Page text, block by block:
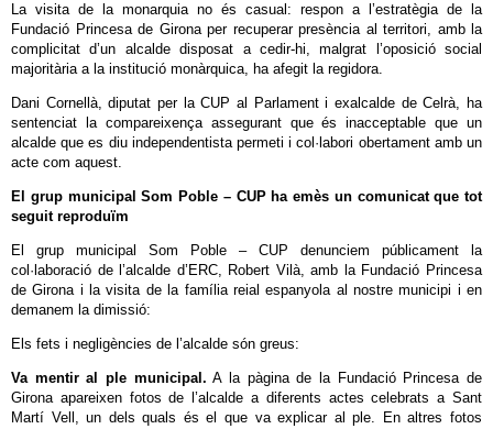
La visita de la monarquia no és casual: respon a l’estratègia de la
Fundació Princesa de Girona per recuperar presència al territori, amb la
complicitat d’un alcalde disposat a cedir-hi, malgrat l’oposició social
majoritària a la institució monàrquica, ha afegit la regidora.
Dani Cornellà, diputat per la CUP al Parlament i exalcalde de Celrà, ha
sentenciat la compareixença assegurant que és inacceptable que un
alcalde que es diu independentista permeti i col·labori obertament amb un
acte com aquest.
El grup municipal Som Poble – CUP ha emès un comunicat que tot
seguit reproduïm
El grup municipal Som Poble – CUP denunciem públicament la
col·laboració de l’alcalde d’ERC, Robert Vilà, amb la Fundació Princesa
de Girona i la visita de la família reial espanyola al nostre municipi i en
demanem la dimissió:
Els fets i negligències de l’alcalde són greus:
Va mentir al ple municipal. A la pàgina de la Fundació Princesa de
Girona apareixen fotos de l’alcalde a diferents actes celebrats a Sant
Martí Vell, un dels quals és el que va explicar al ple. En altres fotos